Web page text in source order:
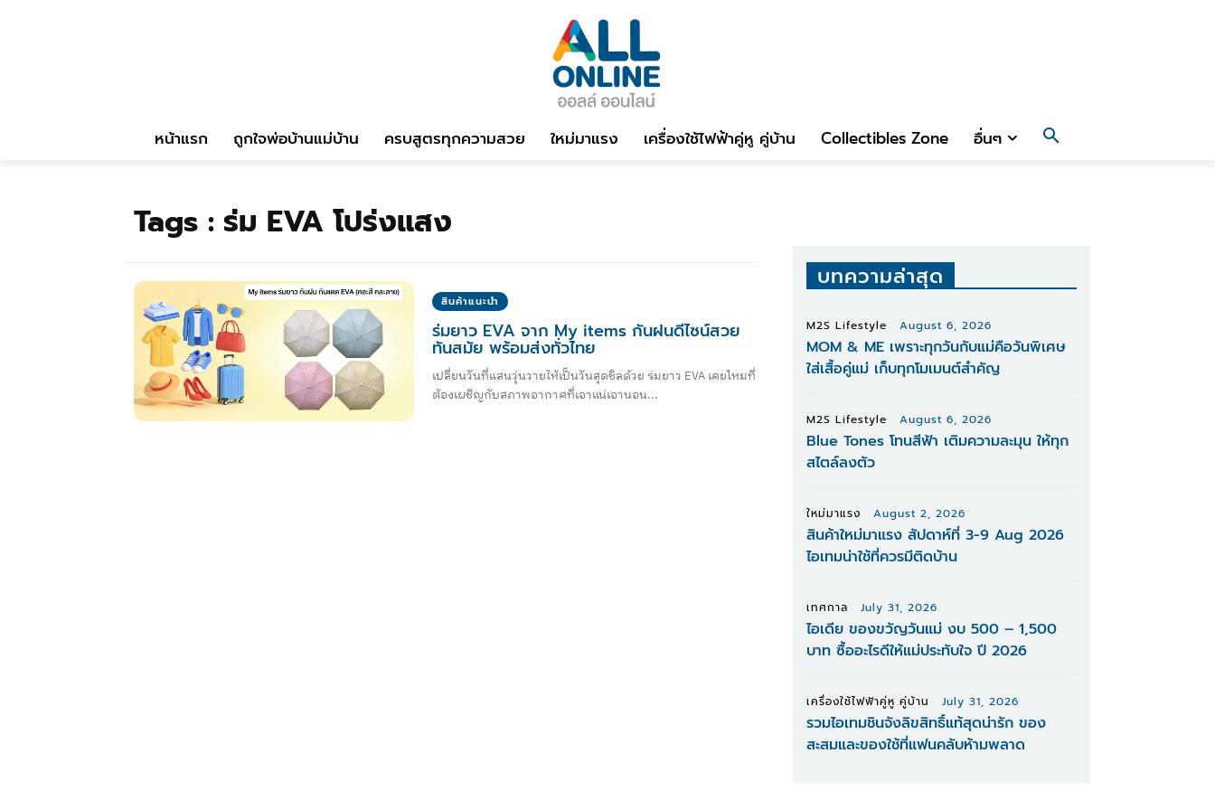
หน้าแรก ถูกใจพ่อบ้านแม่บ้าน ครบสูตรทุกความสวย ใหม่มาแรง เครื่องใช้ไฟฟ้าคู่หู คู่บ้าน Collectibles Zone อื่นๆ
Tags : ร่ม EVA โปร่งแสง
สินค้าแนะนำ
ร่มยาว EVA จาก My items กันฝนดีไซน์สวย
ทันสมัย พร้อมส่งทั่วไทย
เปลี่ยนวันที่แสนวุ่นวายให้เป็นวันสุดชิลด้วย ร่มยาว EVA เคยไหมที่
ต้องเผชิญกับสภาพอากาศที่เอาแน่เอานอน...
บทความล่าสุด
M2S Lifestyle August 6, 2026
MOM & ME เพราะทุกวันกับแม่คือวันพิเศษ
ใส่เสื้อคู่แม่ เก็บทุกโมเมนต์สำคัญ
M2S Lifestyle August 6, 2026
Blue Tones โทนสีฟ้า เติมความละมุน ให้ทุก
สไตล์ลงตัว
ใหม่มาแรง August 2, 2026
สินค้าใหม่มาแรง สัปดาห์ที่ 3-9 Aug 2026
ไอเทมน่าใช้ที่ควรมีติดบ้าน
เทศกาล July 31, 2026
ไอเดีย ของขวัญวันแม่ งบ 500 – 1,500
บาท ซื้ออะไรดีให้แม่ประทับใจ ปี 2026
เครื่องใช้ไฟฟ้าคู่หู คู่บ้าน July 31, 2026
รวมไอเทมชินจังลิขสิทธิ์แท้สุดน่ารัก ของ
สะสมและของใช้ที่แฟนคลับห้ามพลาด